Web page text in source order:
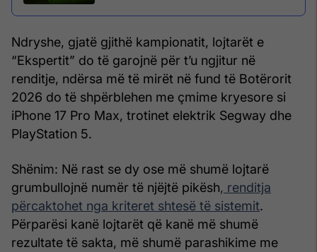
Ndryshe, gjatë gjithë kampionatit, lojtarët e
“Ekspertit” do të garojnë për t’u ngjitur në
renditje, ndërsa më të mirët në fund të Botërorit
2026 do të shpërblehen me çmime kryesore si
iPhone 17 Pro Max, trotinet elektrik Segway dhe
PlayStation 5.
Shënim: Në rast se dy ose më shumë lojtarë
grumbullojnë numër të njëjtë pikësh, renditja
përcaktohet nga kriteret shtesë të sistemit.
Përparësi kanë lojtarët që kanë më shumë
rezultate të sakta, më shumë parashikime me